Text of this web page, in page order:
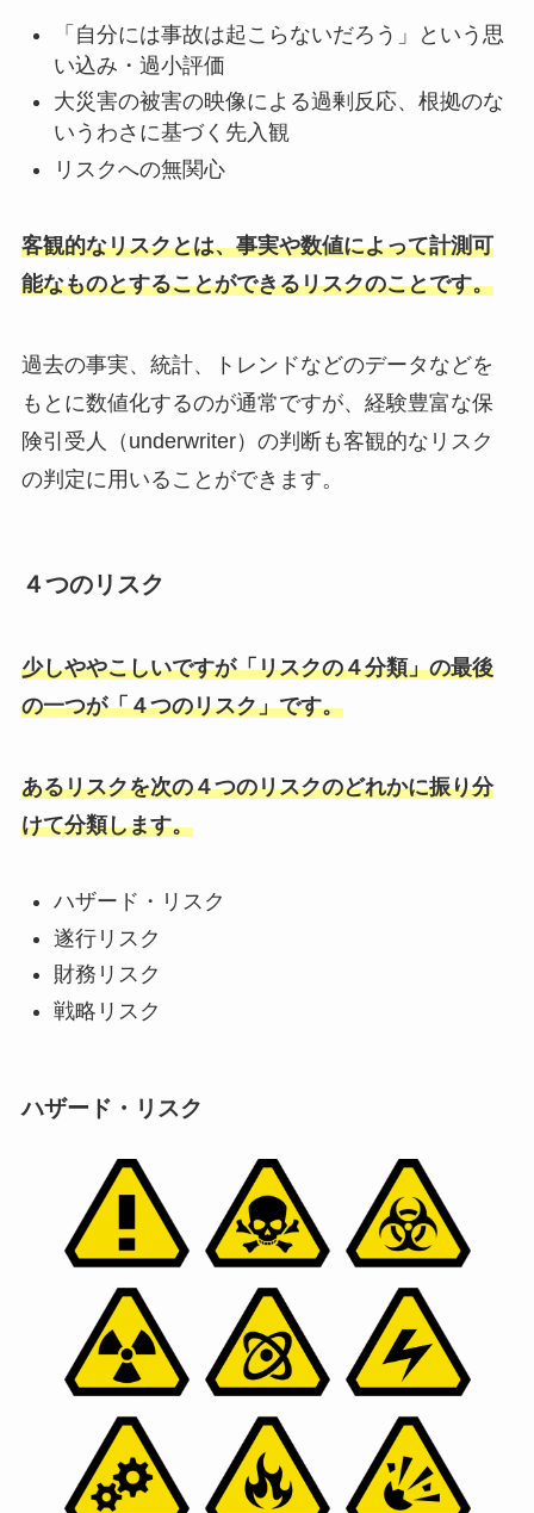
「自分には事故は起こらないだろう」という思
い込み・過小評価
大災害の被害の映像による過剰反応、根拠のな
いうわさに基づく先入観
リスクへの無関心
客観的なリスクとは、事実や数値によって計測可
能なものとすることができるリスクのことです。
過去の事実、統計、トレンドなどのデータなどを
もとに数値化するのが通常ですが、経験豊富な保
険引受人（underwriter）の判断も客観的なリスク
の判定に用いることができます。
４つのリスク
少しややこしいですが「リスクの４分類」の最後
の一つが「４つのリスク」です。
あるリスクを次の４つのリスクのどれかに振り分
けて分類します。
ハザード・リスク
遂行リスク
財務リスク
戦略リスク
ハザード・リスク